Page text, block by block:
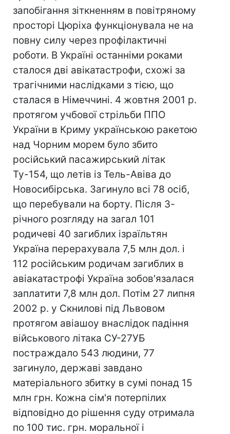
запобігання зіткненням в повітряному
просторі Цюріха функціонувала не на
повну силу через профілактичні
роботи. В Україні останніми роками
сталося дві авікатастрофи, схожі за
трагічними наслідками з тією, що
сталася в Німеччині. 4 жовтня 2001 р.
протягом учбової стрільби ППО
України в Криму українською ракетою
над Чорним морем було збито
російський пасажирський літак
Ту-154, що летів із Тель-Авіва до
Новосибірська. Загинуло всі 78 осіб,
що перебували на борту. Після 3-
річного розгляду на загал 101
родичеві 40 загиблих ізраїльтян
Україна перерахувала 7,5 млн дол. і
112 російським родичам загиблих в
авіакатастрофі Україна зобов'язалася
заплатити 7,8 млн дол. Потім 27 липня
2002 р. у Скнилові під Львовом
протягом авіашоу внаслідок падіння
військового літака СУ-27УБ
постраждало 543 людини, 77
загинуло, державі завдано
матеріального збитку в сумі понад 15
млн грн. Кожна сім'я потерпілих
відповідно до рішення суду отримала
по 100 тис. грн. моральної і